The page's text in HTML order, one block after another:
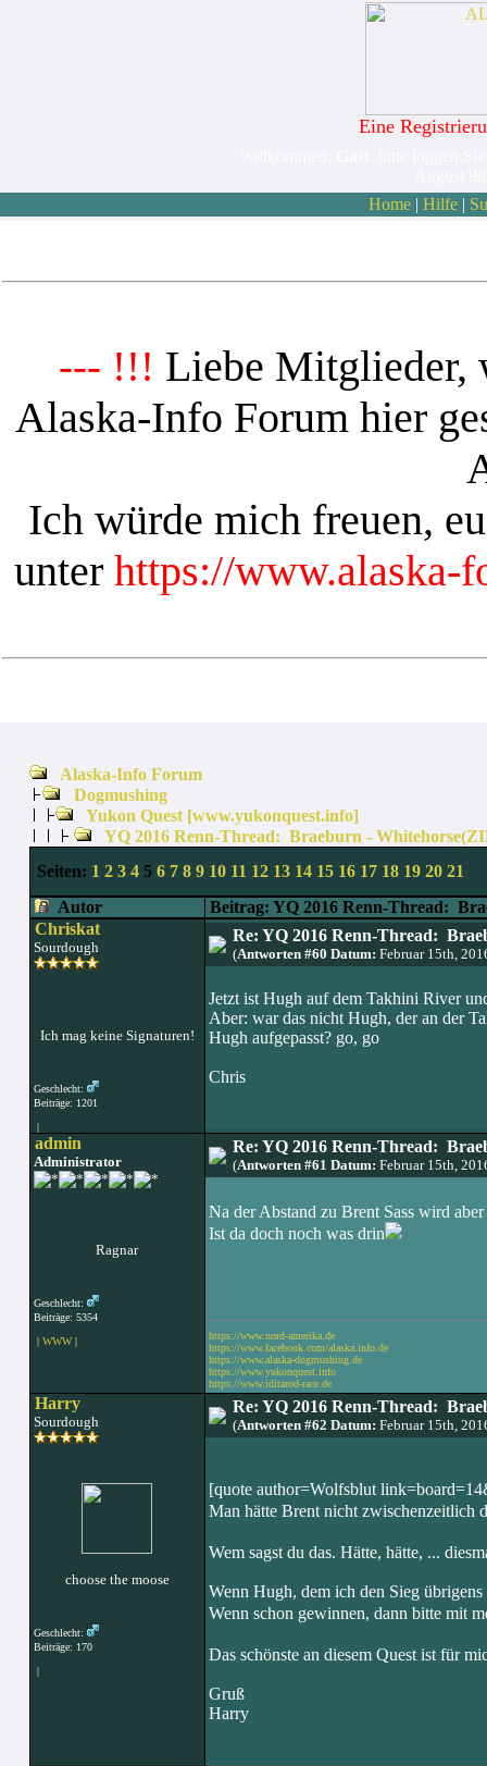
Eine
Home| Hilfe|
--- !!! Liebe Mitglieder,
Alaska-Info Forum hier
Ich würde mich freuen,
unter https://www.alaska-
Alaska-Info Forum
Dogmushing
Yukon Quest [www.yukonquest.info]
YQ 2016 Renn-Thread: Braeburn -
Seiten: 1 2 3 45 6 7 8 9 10 11 12 13 14 15 16 17 18 19 20 21
Autor
Beitrag: YQ 2016 Renn-Thread:
Chriskat
Sourdough
Ich mag keine Signaturen!
Geschlecht:
Beiträge: 1201
|
Re: YQ 2016 Renn-Thread:
(Antworten #60 Datum: Februar 15th,
Jetzt ist Hugh auf dem Takhini River
Aber: war das nicht Hugh, der an der
Hugh aufgepasst? go, go
Chris
admin
Administrator
Ragnar
Geschlecht:
Beiträge: 5354
| WWW|
Re: YQ 2016 Renn-Thread:
(Antworten #61 Datum: Februar 15th,
Na der Abstand zu Brent Sass wird
Ist da doch noch was drin
https://www.nord-amerika.de
https://www.facebook.com/alaska.info.de
https://www.alaska-dogmushing.de
https://www.yukonquest.info
https://www.iditarod-race.de
Harry
Sourdough
choose the moose
Geschlecht:
Beiträge: 170
|
Re: YQ 2016 Renn-Thread:
(Antworten #62 Datum: Februar 15th,
[quote author=Wolfsblut
Man hätte Brent nicht zwischenzeitlich
Wem sagst du das. Hätte, hätte, ...
Wenn Hugh, dem ich den Sieg
Wenn schon gewinnen, dann bitte mit
Das schönste an diesem Quest ist für
Gruß
Harry